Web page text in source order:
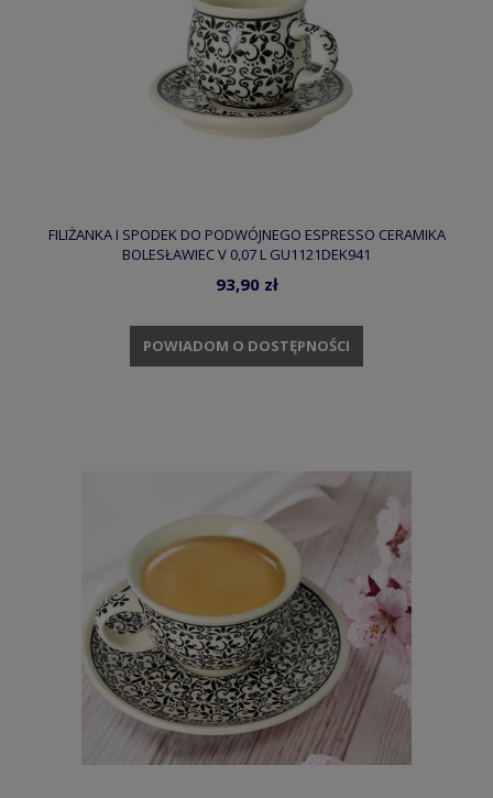
FILIŻANKA I SPODEK DO PODWÓJNEGO ESPRESSO CERAMIKA
BOLESŁAWIEC V 0,07 L GU1121DEK941
93,90 zł
POWIADOM O DOSTĘPNOŚCI